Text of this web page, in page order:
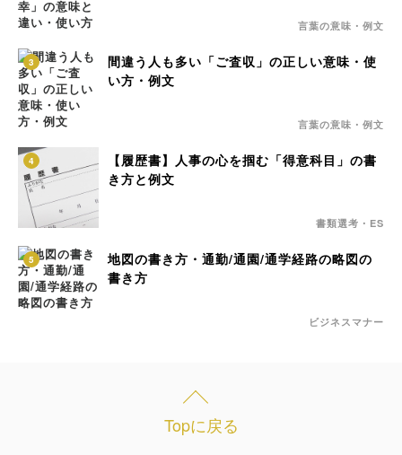
言葉の意味・例文
3
間違う人も多い「ご査収」の正しい意味・使
い方・例文
言葉の意味・例文
4
【履歴書】人事の心を掴む「得意科目」の書
き方と例文
書類選考・ES
5
地図の書き方・通勤/通園/通学経路の略図の
書き方
ビジネスマナー
Topに戻る